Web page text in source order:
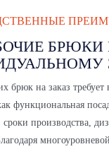
БРЮКИ
брюк на заказ требует
функциональная
сроки производства,